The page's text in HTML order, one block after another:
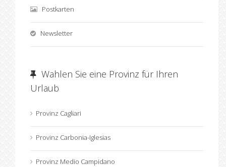
Postkarten
Newsletter
Wahlen Sie eine Provinz für Ihren
Urlaub
Provinz Cagliari
Provinz Carbonia-Iglesias
Provinz Medio Campidano